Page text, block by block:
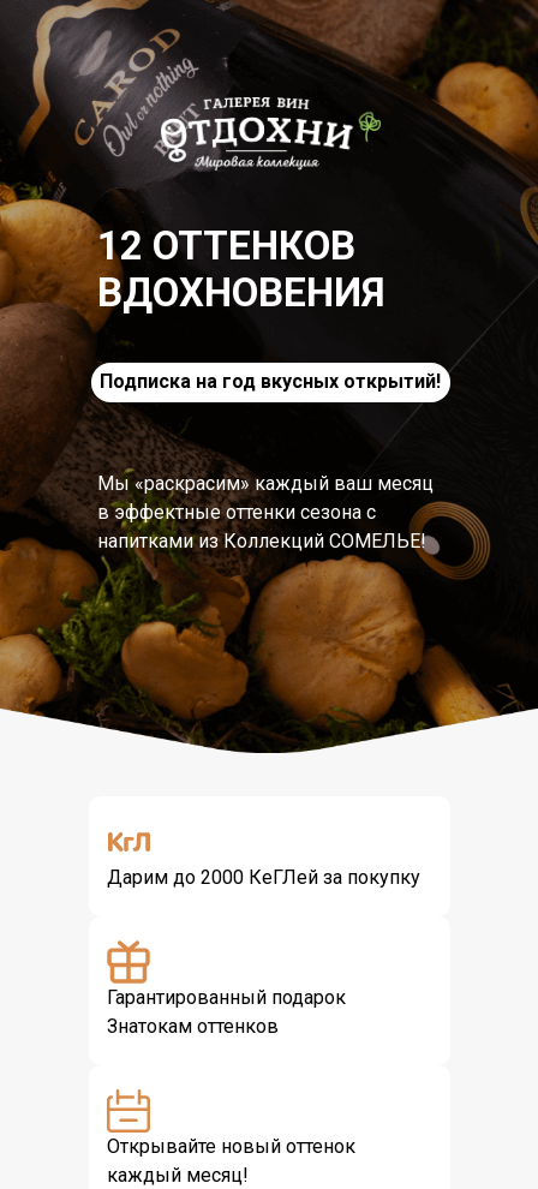
12 ОТТЕНКОВ
ВДОХНОВЕНИЯ
Мы «раскрасим» каждый ваш месяц
в эффектные оттенки сезона с
напитками из Коллекций СОМЕЛЬЕ!
Подписка на год вкусных открытий!
Дарим до 2000 КеГЛей за покупку
Гарантированный подарок
Знатокам оттенков
Открывайте новый оттенок
каждый месяц!